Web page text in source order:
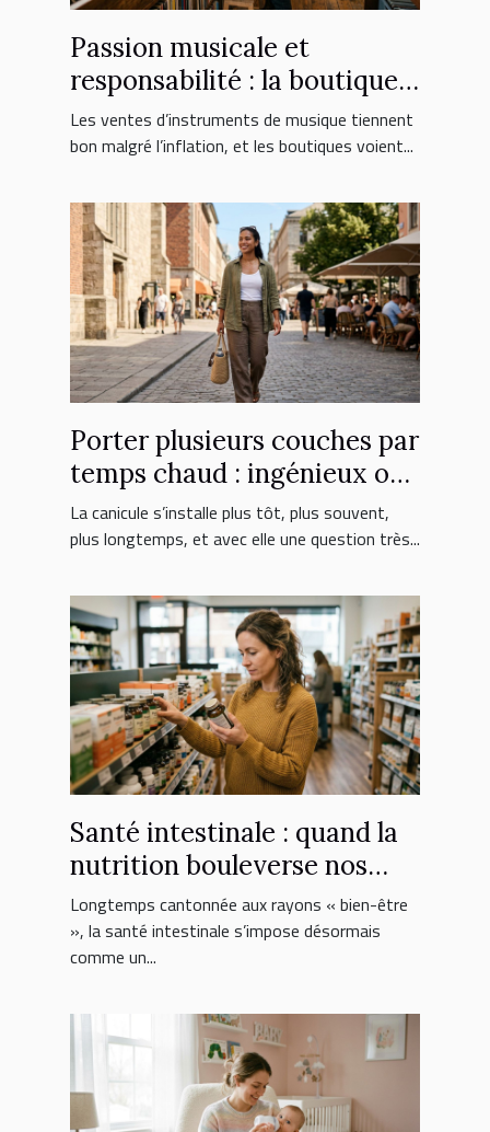
Passion musicale et
responsabilité : la boutique
face aux nouveaux
consommateurs
Les ventes d’instruments de musique tiennent
bon malgré l’inflation, et les boutiques voient...
Porter plusieurs couches par
temps chaud : ingénieux ou
erreur fatale ?
La canicule s’installe plus tôt, plus souvent,
plus longtemps, et avec elle une question très...
Santé intestinale : quand la
nutrition bouleverse nos
choix de suppléments
Longtemps cantonnée aux rayons « bien-être
», la santé intestinale s’impose désormais
comme un...